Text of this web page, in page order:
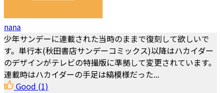
nana
少年サンデーに連載された当時のままで復刻して欲しいで
す。単行本(秋田書店サンデーコミックス)以降はハカイダー
のデザインがテレビの特撮版に準拠して変更されています。
連載時はハカイダーの手足は縞模様だった...
Good (1)